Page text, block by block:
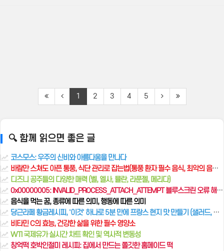
1 2 3 4 5
🔍 함께 읽으면 좋은 글
코스모스: 우주의 신비와 아름다움을 만나다
바람만 스쳐도 아픈 통풍, 식단 관리로 잡는법(통풍 환자 필수 음식, 최악의 음식 리스트)
디즈니 공주들의 다양한 매력 (벨, 엘사, 뮬란, 라푼젤, 메리다)
0x00000005: INVALID_PROCESS_ATTACH_ATTEMPT 블루스크린 오류 해결 가이드
음식을 먹는 꿈, 종류에 따른 의미, 행동에 따른 의미
당근라페 황금레시피, '이것' 하나로 5분 만에 프랑스 현지 맛 만들기 (샐러드, 샌드위치 활용법)
비타민 C의 효능, 건강한 삶을 위한 필수 영양소
WTI 국제유가 실시간 차트 확인 및 역사적 변동성
창억떡 호박인절미 레시피: 집에서 만드는 쫄깃한 홈메이드 떡